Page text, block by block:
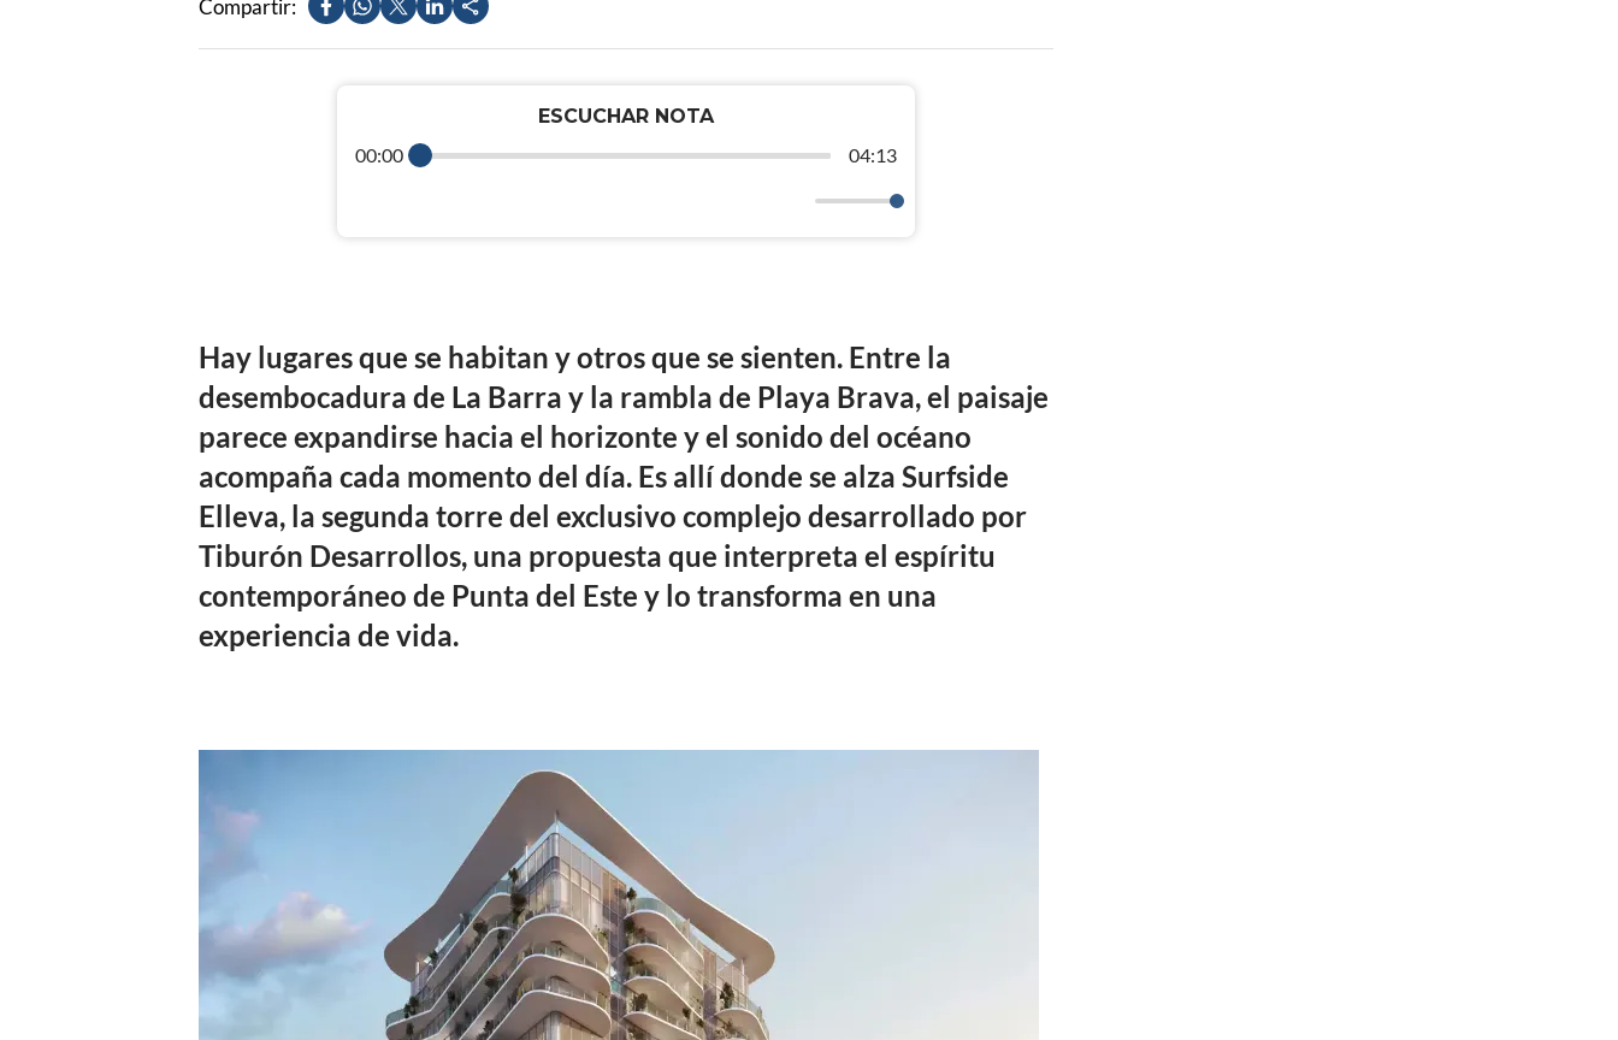
Compartir:
ESCUCHAR NOTA
00:00
04:13
Hay lugares que se habitan y otros que se sienten. Entre la
desembocadura de La Barra y la rambla de Playa Brava, el paisaje
parece expandirse hacia el horizonte y el sonido del océano
acompaña cada momento del día. Es allí donde se alza Surfside
Elleva, la segunda torre del exclusivo complejo desarrollado por
Tiburón Desarrollos, una propuesta que interpreta el espíritu
contemporáneo de Punta del Este y lo transforma en una
experiencia de vida.